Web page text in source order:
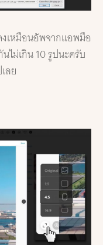
งเหมือนอัพจากแอพมือ
ไม่เกิน 10 รูปนะครับ
ลย